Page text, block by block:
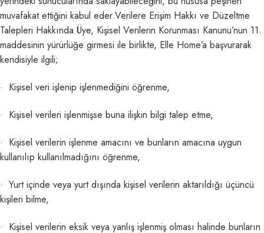
muvafakat ettiğini kabul eder.Verilere Erişim Hakkı ve Düzeltme
Talepleri Hakkında Üye, Kişisel Verilerin Korunması Kanunu’nun 11.
maddesinin yürürlüğe girmesi ile birlikte, Elle Home’a başvurarak
kendisiyle ilgili;
· Kişisel veri işlenip işlenmediğini öğrenme,
· Kişisel verileri işlenmişse buna ilişkin bilgi talep etme,
· Kişisel verilerin işlenme amacını ve bunların amacına uygun
kullanılıp kullanılmadığını öğrenme,
· Yurt içinde veya yurt dışında kişisel verilerin aktarıldığı üçüncü
kişileri bilme,
· Kişisel verilerin eksik veya yanlış işlenmiş olması halinde bunların